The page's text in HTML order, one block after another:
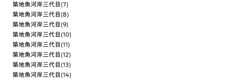
築地魚河岸三代目(7)
築地魚河岸三代目(8)
築地魚河岸三代目(9)
築地魚河岸三代目(10)
築地魚河岸三代目(11)
築地魚河岸三代目(12)
築地魚河岸三代目(13)
築地魚河岸三代目(14)